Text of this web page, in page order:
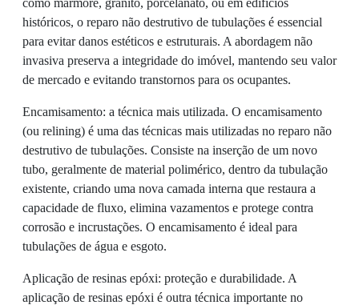
históricos, o reparo não destrutivo de tubulações é essencial
para evitar danos estéticos e estruturais. A abordagem não
invasiva preserva a integridade do imóvel, mantendo seu valor
de mercado e evitando transtornos para os ocupantes.
Encamisamento: a técnica mais utilizada. O encamisamento
(ou relining) é uma das técnicas mais utilizadas no reparo não
destrutivo de tubulações. Consiste na inserção de um novo
tubo, geralmente de material polimérico, dentro da tubulação
existente, criando uma nova camada interna que restaura a
capacidade de fluxo, elimina vazamentos e protege contra
corrosão e incrustações. O encamisamento é ideal para
tubulações de água e esgoto.
Aplicação de resinas epóxi: proteção e durabilidade. A
aplicação de resinas epóxi é outra técnica importante no